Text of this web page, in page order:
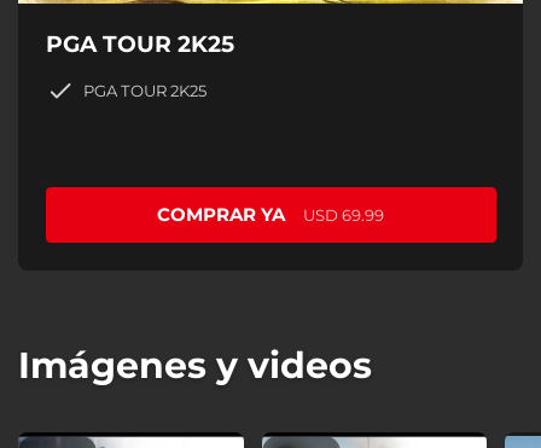
PGA TOUR 2K25
PGA TOUR 2K25
COMPRAR YA USD 69.99
Imágenes y videos